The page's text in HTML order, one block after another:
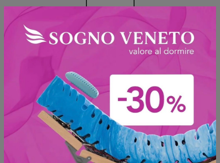
Sfoglia i cataloghi